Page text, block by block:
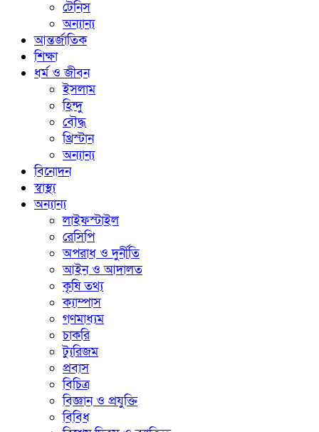
টেনিস
অন্যান্য
আন্তর্জাতিক
শিক্ষা
ধর্ম ও জীবন
ইসলাম
হিন্দু
বৌদ্ধ
খ্রিস্টান
অন্যান্য
বিনোদন
স্বাস্থ্য
অন্যান্য
লাইফস্টাইল
রেসিপি
অপরাধ ও দুর্নীতি
আইন ও আদালত
কৃষি তথ্য
ক্যাম্পাস
গণমাধ্যম
চাকরি
ট্যুরিজম
প্রবাস
বিচিত্র
বিজ্ঞান ও প্রযুক্তি
বিবিধ